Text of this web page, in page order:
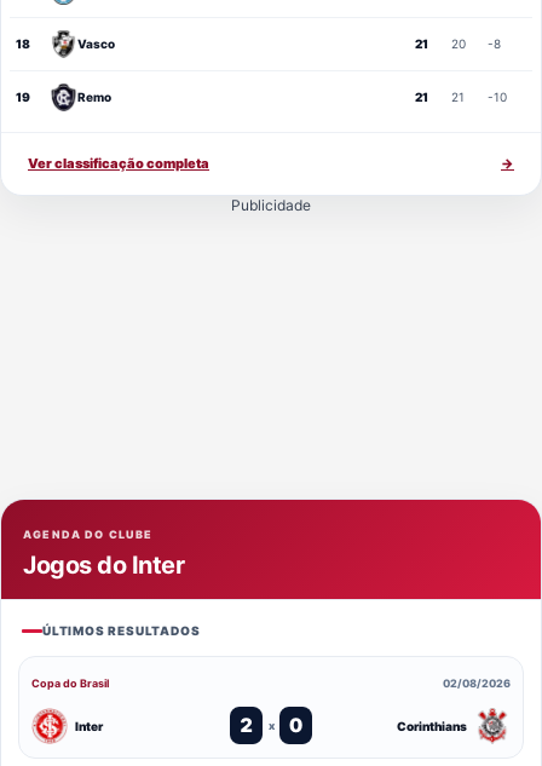
18 Vasco 21 20 -8
19 Remo 21 21 -10
Ver classificação completa →
Publicidade
AGENDA DO CLUBE
Jogos do Inter
ÚLTIMOS RESULTADOS
Copa do Brasil 02/08/2026
Inter 2 x 0 Corinthians